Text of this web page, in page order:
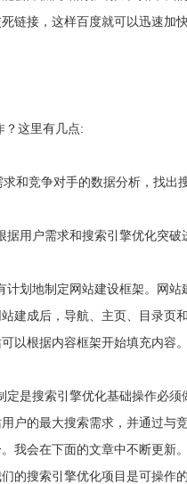
链接，这样百度就可以迅速加
？这里有几点:
和竞争对手的数据分析，找出
用户需求和搜索引擎优化突破
划地制定网站建设框架。网站
建成后，导航、主页、目录页
以根据内容框架开始填充内容。
定是搜索引擎优化基础操作必
户的最大搜索需求，并通过与
我会在下面的文章中不断更新
的搜索引擎优化项目是可操作的